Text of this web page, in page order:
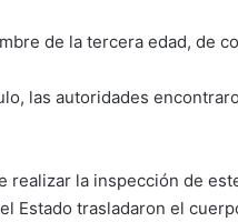
de la tercera edad, de
las autoridades
realizar la inspección de
Estado trasladaron el